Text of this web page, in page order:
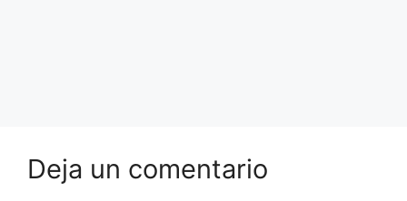
Deja un comentario